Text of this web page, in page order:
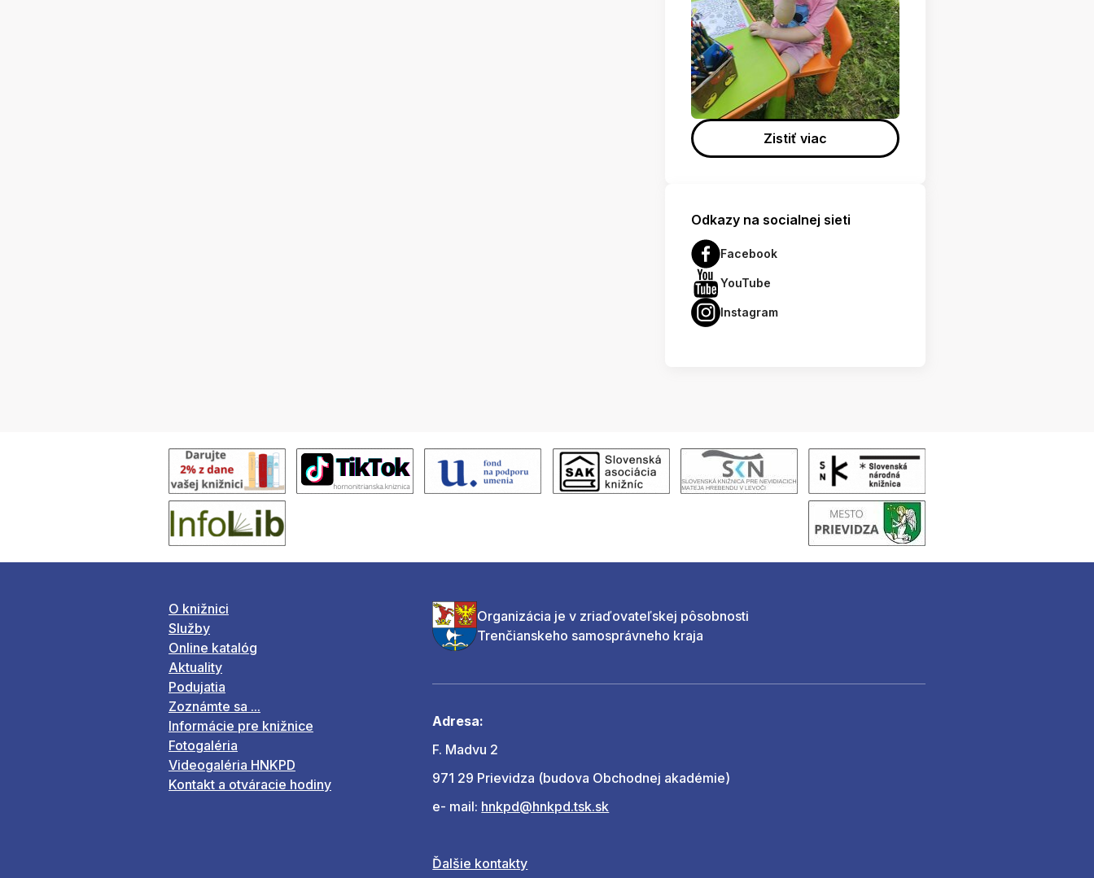
Zistiť viac
Odkazy na socialnej sieti
Facebook
YouTube
Instagram
O knižnici
Služby
Online katalóg
Aktuality
Podujatia
Zoznámte sa ...
Informácie pre knižnice
Fotogaléria
Videogaléria HNKPD
Kontakt a otváracie hodiny
Organizácia je v zriaďovateľskej pôsobnosti
Trenčianskeho samosprávneho kraja
Adresa:
F. Madvu 2
971 29 Prievidza (budova Obchodnej akadémie)
e- mail: hnkpd@hnkpd.tsk.sk
Ďalšie kontakty